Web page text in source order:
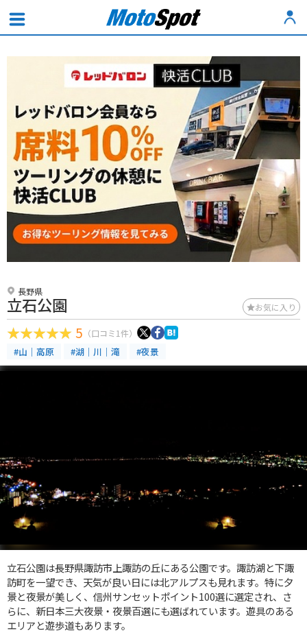
長野県
立石公園 お気に入り
5 （口コミ1件）
#山｜高原 #湖｜川｜滝 #夜景
立石公園は長野県諏訪市上諏訪の丘にある公園です。諏訪湖と下諏
訪町を一望でき、天気が良い日には北アルプスも見れます。特に夕
景と夜景が美しく、信州サンセットポイント100選に選定され、さ
らに、新日本三大夜景・夜景百選にも選ばれています。遊具のある
エリアと遊歩道もあります。